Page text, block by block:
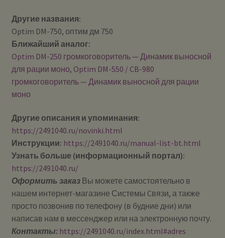
Другие названия:
Optim DM-750, оптим дм 750
Ближайший аналог:
Optim DM-250 громкоговоритель — Динамик выносной
для рации моно, Optim DM-550 / CB-980
громкоговоритель — Динамик выносной для рации
моно
Другие описания и упоминания:
https://2491040.ru/novinki.html
Инструкции: https://2491040.ru/manual-list-bt.html
Узнать больше (информационный портал):
https://2491040.ru/
Оформить заказВы можете самостоятельно в
нашем интернет-магазине Системы Cвязи, а также
просто позвонив по телефону (в будние дни) или
написав нам в мессенджер или на электронную почту.
Контакты: https://2491040.ru/index.html#adres